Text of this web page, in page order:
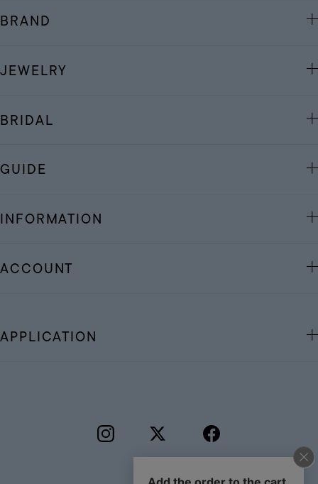
BRAND
JEWELRY
BRIDAL
GUIDE
INFORMATION
ACCOUNT
APPLICATION